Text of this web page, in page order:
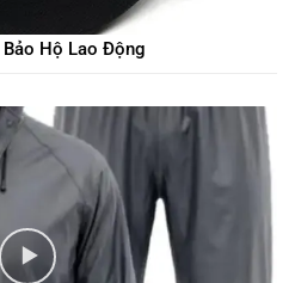
Hộ Lao Động